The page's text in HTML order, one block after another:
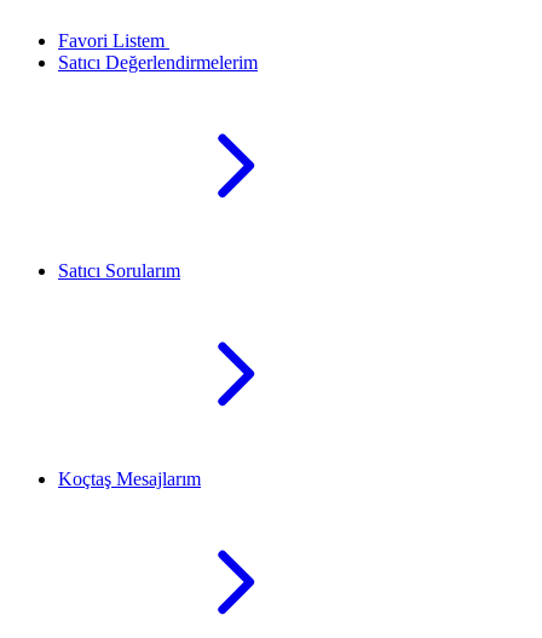
Favori Listem
Satıcı Değerlendirmelerim
Satıcı Sorularım
Koçtaş Mesajlarım